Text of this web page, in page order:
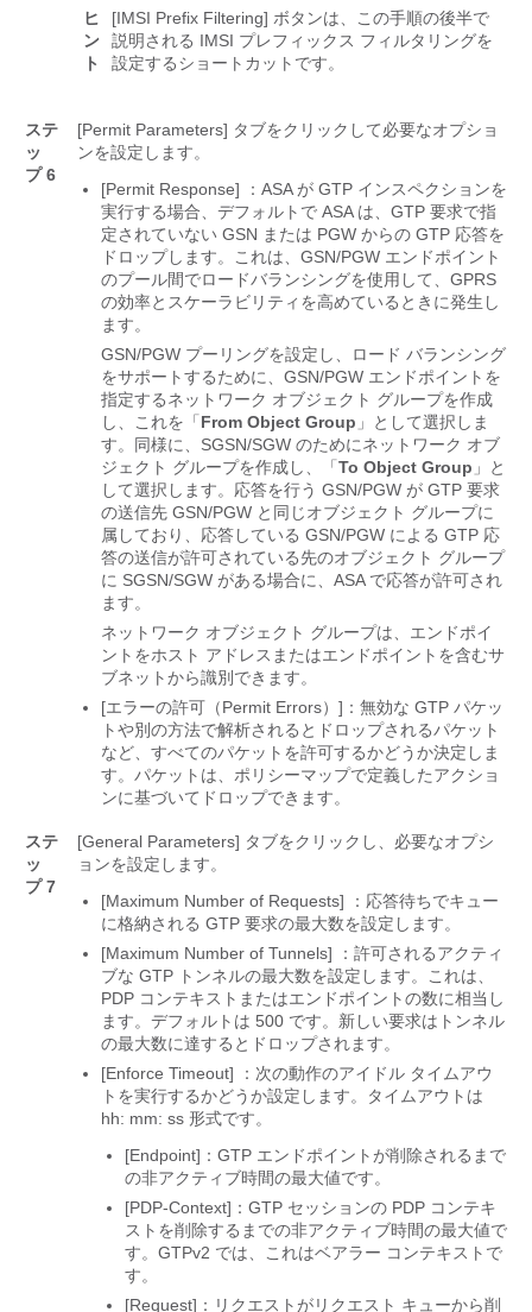
ヒ
ン
ト
[IMSI Prefix Filtering] ボタンは、この手順の後半で
説明される IMSI プレフィックス フィルタリングを
設定するショートカットです。
ステ
ッ
プ 6
[Permit Parameters] タブをクリックして必要なオプショ
ンを設定します。
[Permit Response]
：ASA が GTP インスペクションを
実行する場合、デフォルトで ASA は、GTP 要求で指
定されていない GSN または PGW からの GTP 応答を
ドロップします。これは、GSN/PGW エンドポイント
のプール間でロードバランシングを使用して、GPRS
の効率とスケーラビリティを高めているときに発生し
ます。
GSN/PGW プーリングを設定し、ロード バランシング
をサポートするために、GSN/PGW エンドポイントを
指定するネットワーク オブジェクト グループを作成
し、これを「 From Object Group 」として選択しま
す。同様に、SGSN/SGW のためにネットワーク オブ
ジェクト グループを作成し、「 To Object Group 」と
して選択します。応答を行う GSN/PGW が GTP 要求
の送信先 GSN/PGW と同じオブジェクト グループに
属しており、応答している GSN/PGW による GTP 応
答の送信が許可されている先のオブジェクト グループ
に SGSN/SGW がある場合に、ASA で応答が許可され
ます。
ネットワーク オブジェクト グループは、エンドポイ
ントをホスト アドレスまたはエンドポイントを含むサ
ブネットから識別できます。
[エラーの許可（Permit Errors）] ：無効な GTP パケッ
トや別の方法で解析されるとドロップされるパケット
など、すべてのパケットを許可するかどうか決定しま
す。パケットは、ポリシーマップで定義したアクショ
ンに基づいてドロップできます。
ステ
ッ
プ 7
[General Parameters] タブをクリックし、必要なオプシ
ョンを設定します。
[Maximum Number of Requests]
：応答待ちでキュー
に格納される GTP 要求の最大数を設定します。
[Maximum Number of Tunnels]
：許可されるアクティ
ブな GTP トンネルの最大数を設定します。これは、
PDP コンテキストまたはエンドポイントの数に相当し
ます。デフォルトは 500 です。新しい要求はトンネル
の最大数に達するとドロップされます。
[Enforce Timeout]
：次の動作のアイドル タイムアウ
トを実行するかどうか設定します。タイムアウトは
hh: mm: ss 形式です。
[Endpoint]：GTP エンドポイントが削除されるまで
の非アクティブ時間の最大値です。
[PDP-Context]：GTP セッションの PDP コンテキ
ストを削除するまでの非アクティブ時間の最大値で
す。 GTPv2 では、これはベアラー コンテキストで
す。
[Request]：リクエストがリクエスト キューから削